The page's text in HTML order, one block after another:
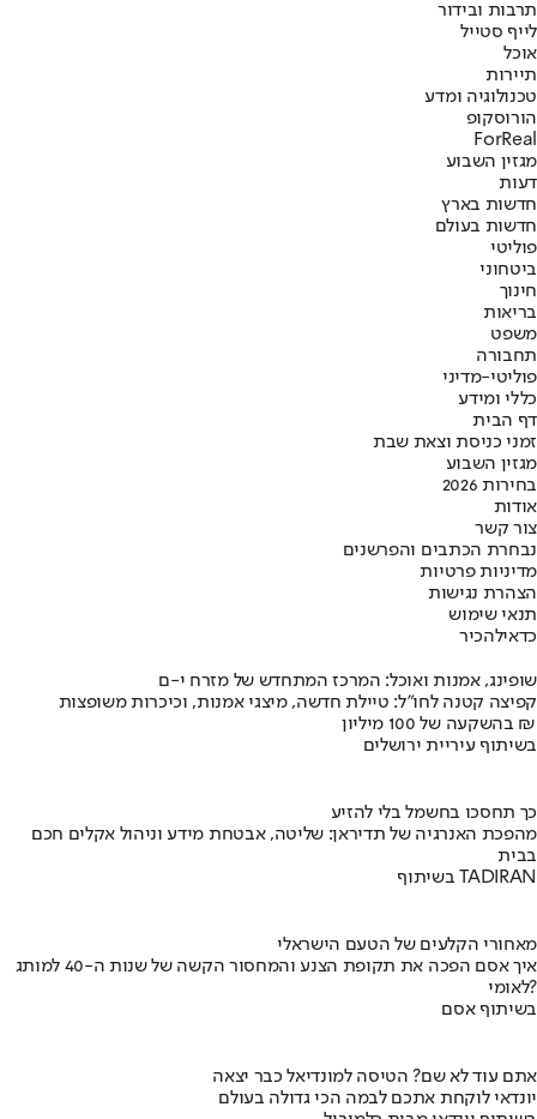
תרבות ובידור
לייף סטייל
אוכל
תיירות
טכנולוגיה ומדע
הורוסקופ
ForReal
מגזין השבוע
דעות
חדשות בארץ
חדשות בעולם
פוליטי
ביטחוני
חינוך
בריאות
משפט
תחבורה
פוליטי-מדיני
כללי ומידע
דף הבית
זמני כניסת וצאת שבת
מגזין השבוע
בחירות 2026
אודות
צור קשר
נבחרת הכתבים והפרשנים
מדיניות פרטיות
הצהרת נגישות
תנאי שימוש
כדאילהכיר
שופינג, אמנות ואוכל: המרכז המתחדש של מזרח י-ם
קפיצה קטנה לחו"ל: טיילת חדשה, מיצגי אמנות, וכיכרות משופצות
בהשקעה של 100 מיליון ₪
בשיתוף עיריית ירושלים
כך תחסכו בחשמל בלי להזיע
מהפכת האנרגיה של תדיראן: שליטה, אבטחת מידע וניהול אקלים חכם
בבית
בשיתוף TADIRAN
מאחורי הקלעים של הטעם הישראלי
איך אסם הפכה את תקופת הצנע והמחסור הקשה של שנות ה-40 למותג
לאומי?
בשיתוף אסם
אתם עוד לא שם? הטיסה למונדיאל כבר יצאה
יונדאי לוקחת אתכם לבמה הכי גדולה בעולם